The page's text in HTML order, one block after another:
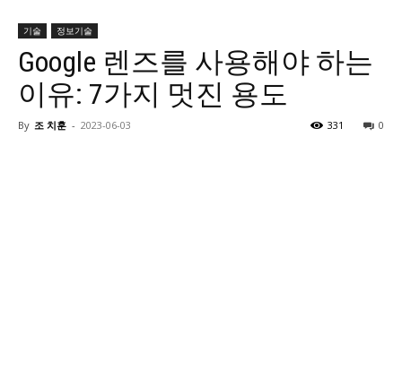
기술 정보기술
Google 렌즈를 사용해야 하는
이유: 7가지 멋진 용도
By 조 치훈 - 2023-06-03 0
331